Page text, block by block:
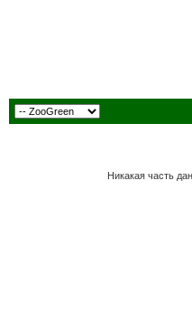
Никакая часть